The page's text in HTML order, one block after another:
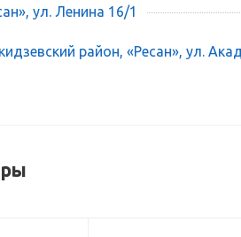
ул. Ленина 16/1
район, «Ресан», ул.